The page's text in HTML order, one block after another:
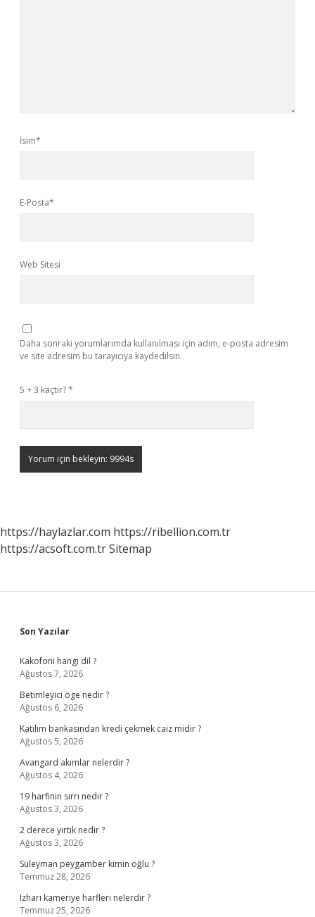
İsim*
E-Posta*
Web Sitesi
Daha sonraki yorumlarımda kullanılması için adım, e-posta adresim
ve site adresim bu tarayıcıya kaydedilsin.
5 + 3 kaçtır?*
https://haylazlar.com https://ribellion.com.tr
https://acsoft.com.trSitemap
Sidebar
Son Yazılar
Kakofoni hangi dil ?
Ağustos 7, 2026
Betimleyici öge nedir ?
Ağustos 6, 2026
Katılım bankasından kredi çekmek caiz midir ?
Ağustos 5, 2026
Avangard akımlar nelerdir ?
Ağustos 4, 2026
19 harfinin sırrı nedir ?
Ağustos 3, 2026
2 derece yırtık nedir ?
Ağustos 3, 2026
Süleyman peygamber kimin oğlu ?
Temmuz 28, 2026
Izharı kameriye harfleri nelerdir ?
Temmuz 25, 2026